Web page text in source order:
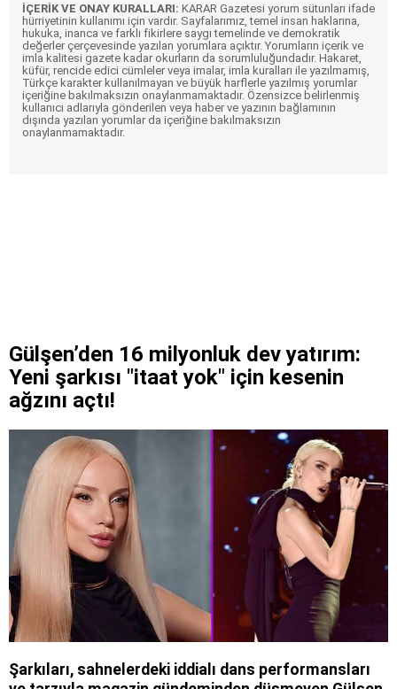
İÇERİK VE ONAY KURALLARI: KARAR Gazetesi yorum sütunları ifade
hürriyetinin kullanımı için vardır. Sayfalarımız, temel insan haklarına,
hukuka, inanca ve farklı fikirlere saygı temelinde ve demokratik
değerler çerçevesinde yazılan yorumlara açıktır. Yorumların içerik ve
imla kalitesi gazete kadar okurların da sorumluluğundadır. Hakaret,
küfür, rencide edici cümleler veya imalar, imla kuralları ile yazılmamış,
Türkçe karakter kullanılmayan ve büyük harflerle yazılmış yorumlar
içeriğine bakılmaksızın onaylanmamaktadır. Özensizce belirlenmiş
kullanıcı adlarıyla gönderilen veya haber ve yazının bağlamının
dışında yazılan yorumlar da içeriğine bakılmaksızın
onaylanmamaktadır.
Gülşen’den 16 milyonluk dev yatırım:
Yeni şarkısı "itaat yok" için kesenin
ağzını açtı!
Şarkıları, sahnelerdeki iddialı dans performansları